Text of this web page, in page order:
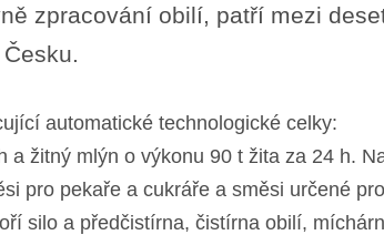
zpracování obilí, patří mezi
automatické technologické celky:
a žitný mlýn o výkonu 90 t žita za 24 h.
pro pekaře a cukráře a směsi určené pro
silo a předčistírna, čistírna obilí,